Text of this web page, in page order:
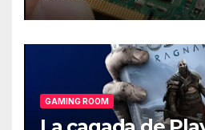
GAMING ROOM